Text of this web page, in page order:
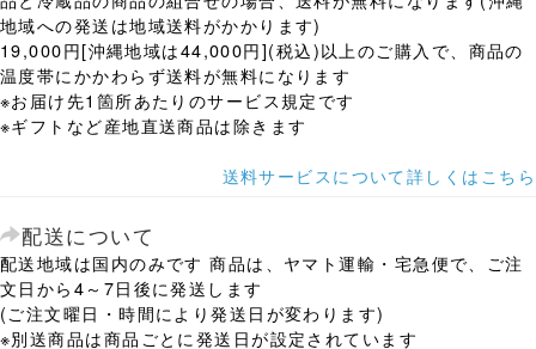
地域への発送は地域送料がかかります)
19,000円[沖縄地域は44,000円](税込)以上のご購入で、商品の
温度帯にかかわらず送料が無料になります
※お届け先1箇所あたりのサービス規定です
※ギフトなど産地直送商品は除きます
送料サービスについて詳しくはこちら
配送について
配送地域は国内のみです 商品は、ヤマト運輸・宅急便で、ご注
文日から4～7日後に発送します
(ご注文曜日・時間により発送日が変わります)
※別送商品は商品ごとに発送日が設定されています